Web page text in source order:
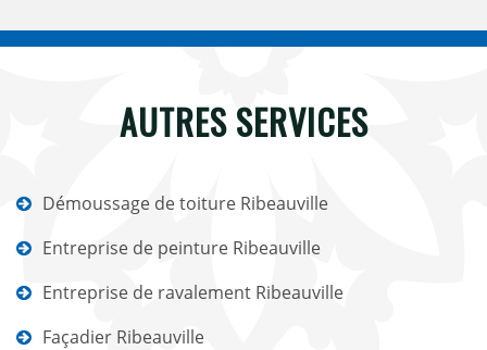
AUTRES SERVICES
Démoussage de toiture Ribeauville
Entreprise de peinture Ribeauville
Entreprise de ravalement Ribeauville
Façadier Ribeauville